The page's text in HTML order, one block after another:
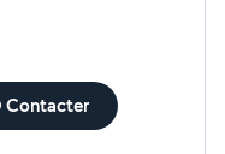
Contacter